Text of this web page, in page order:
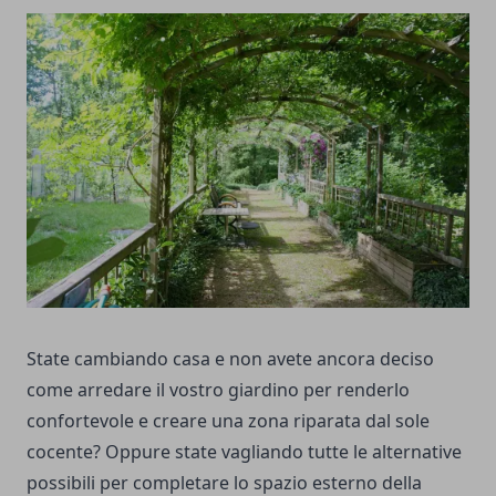
State cambiando casa e non avete ancora deciso
come arredare il vostro giardino per renderlo
confortevole e creare una zona riparata dal sole
cocente? Oppure state vagliando tutte le alternative
possibili per completare lo spazio esterno della